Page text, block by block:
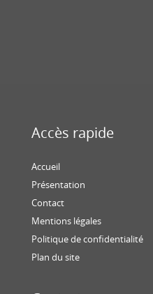
Accès rapide
Accueil
Présentation
Contact
Mentions légales
Politique de confidentialité
Plan du site